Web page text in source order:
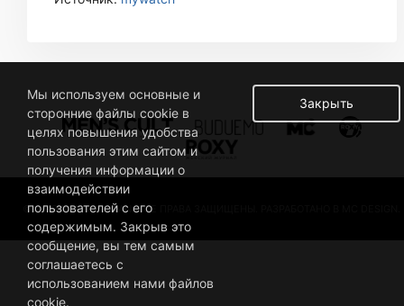
© 2019 BUSINESSMAN. ВСЕ ПРАВА ЗАЩИЩЕНЫ. РАЗРАБОТАНО В MC DESIGN.
Закрыть
Мы используем основные и
сторонние файлы cookie в
целях повышения удобства
пользования этим сайтом и
получения информации о
взаимодействии
пользователей с его
содержимым. Закрыв это
сообщение, вы тем самым
соглашаетесь с
использованием нами файлов
cookie.